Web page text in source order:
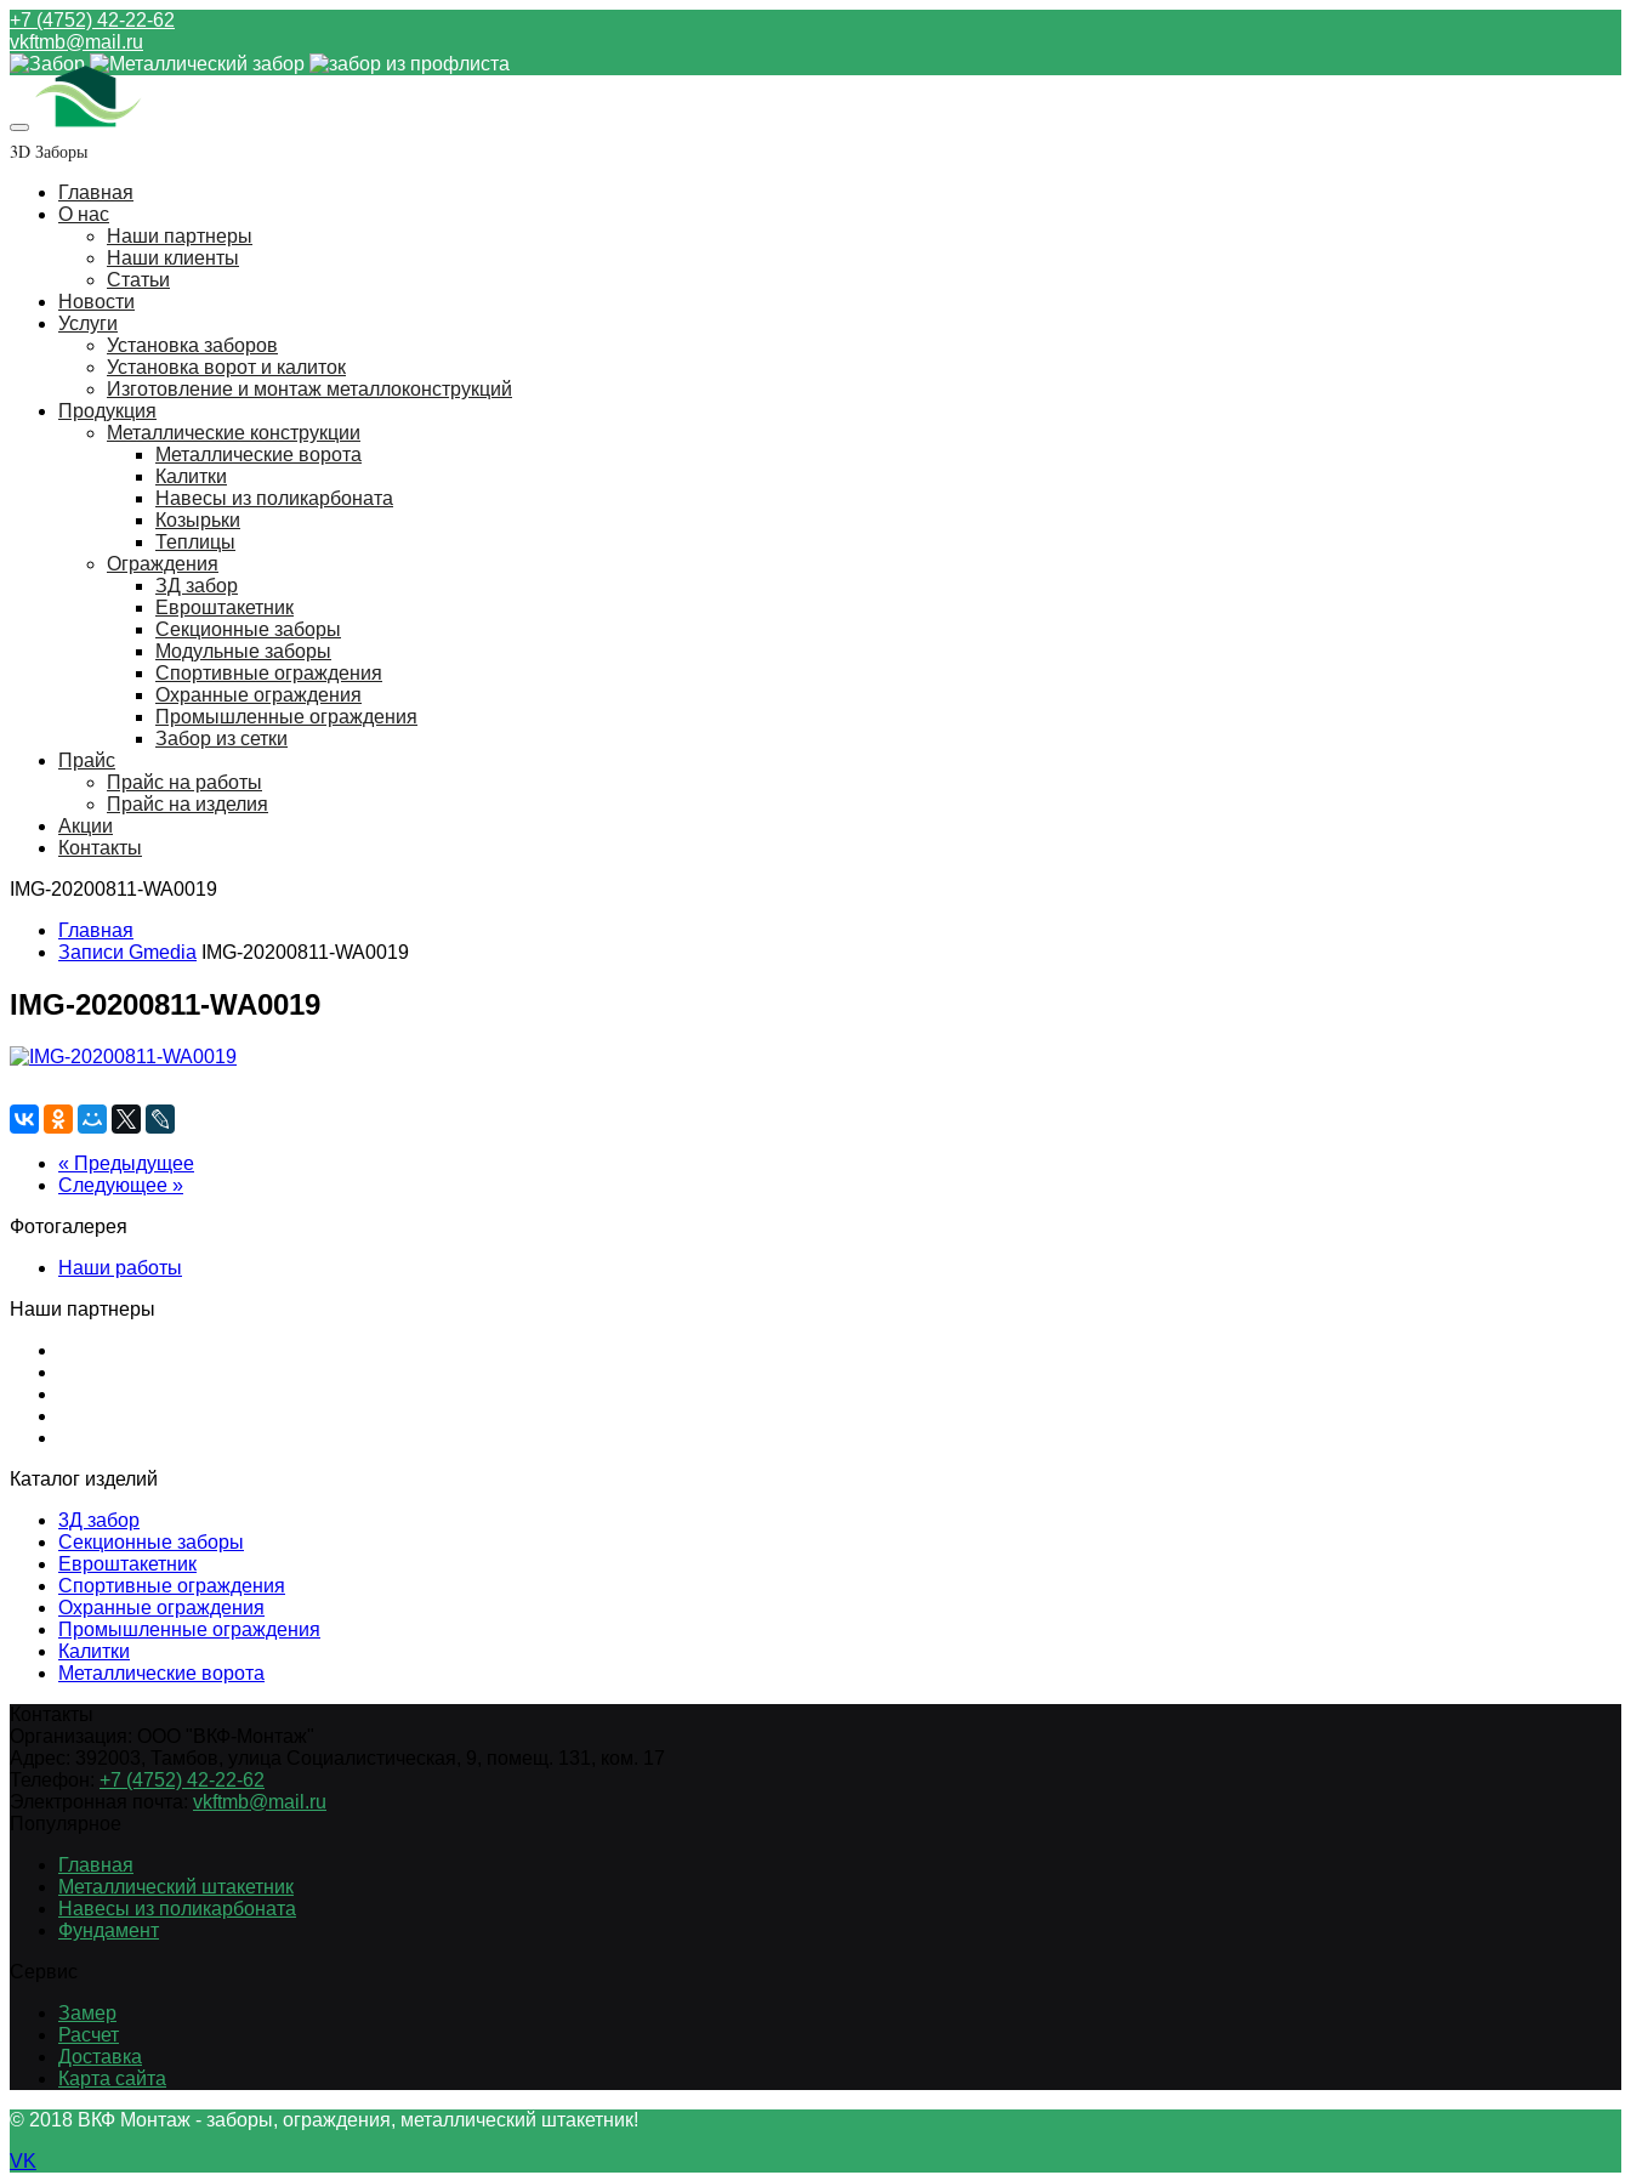
+7 (4752) 42-22-62
vkftmb@mail.ru
3D Заборы
Главная
О нас
Наши партнеры
Наши клиенты
Статьи
Новости
Услуги
Установка заборов
Установка ворот и калиток
Изготовление и монтаж металлоконструкций
Продукция
Металлические конструкции
Металлические ворота
Калитки
Навесы из поликарбоната
Козырьки
Теплицы
Ограждения
ЗД забор
Евроштакетник
Секционные заборы
Модульные заборы
Спортивные ограждения
Охранные ограждения
Промышленные ограждения
Забор из сетки
Прайс
Прайс на работы
Прайс на изделия
Акции
Контакты
IMG-20200811-WA0019
Главная
Записи Gmedia
IMG-20200811-WA0019
IMG-20200811-WA0019
« Предыдущее
Следующее »
Фотогалерея
Наши работы
Наши партнеры
Каталог изделий
3Д забор
Секционные заборы
Евроштакетник
Спортивные ограждения
Охранные ограждения
Промышленные ограждения
Калитки
Металлические ворота
+7 (4752) 42-22-62
vkftmb@mail.ru
Главная
Металлический штакетник
Навесы из поликарбоната
Фундамент
Замер
Расчет
Доставка
Карта сайта
© 2018 ВКФ Монтаж - заборы, ограждения, металлический штакетник!
VK